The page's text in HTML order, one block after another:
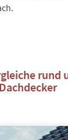
rund
Dachdecker